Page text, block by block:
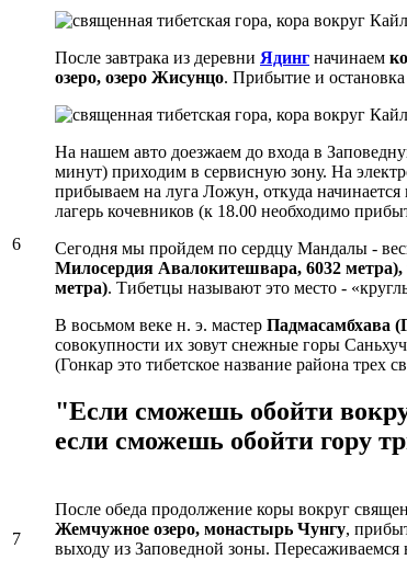
6
После завтрака из деревни Ядинг начинаем
озеро, озеро Жисунцо. Прибытие и остановка
На нашем авто доезжаем до входа в
минут) приходим в сервисную зону. На
прибываем на луга Ложун, откуда начинается
лагерь кочевников (к 18.00 необходимо
Сегодня мы пройдем по сердцу Мандалы -
Милосердия Авалокитешвара, 6032
метра). Тибетцы называют это место -
В восьмом веке н. э. мастер Падмасамбхава
совокупности их зовут снежные горы
(Гонкар это тибетское название района трех
"Если сможешь обойти
если сможешь обойти гору
7
После обеда продолжение коры вокруг
Жемчужное озеро, монастырь Чунгу,
выходу из Заповедной зоны. Пересаживаемся